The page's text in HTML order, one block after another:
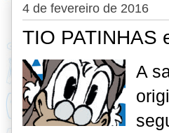
4 de fevereiro de 2016
TIO PATINHAS
A